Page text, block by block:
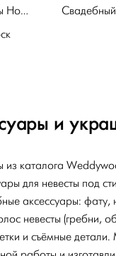
Свадебные аксессуары и украшения невесты Новосибирск
и
из каталога
для невесты под
аксессуары: фату,
невесты (гребни,
и съёмные детали.